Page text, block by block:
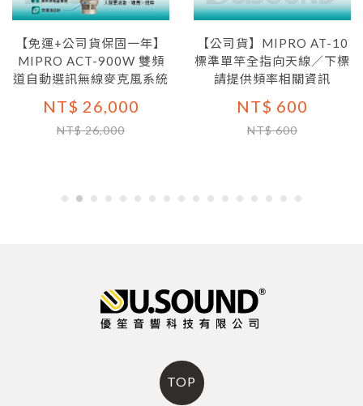
【免運+公司貨保固一年】
MIPRO ACT-900W 雙頻
道自動選訊無線麥克風系統
NT$ 26,000
NT$ 26,000
【公司貨】MIPRO AT-10
標準單竿全指向天線／下標
請提供頻率相關資訊
NT$ 600
NT$ 600
TOP